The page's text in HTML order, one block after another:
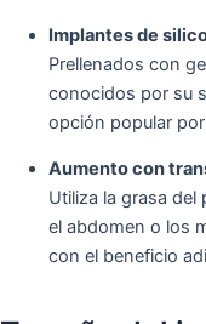
Implantes de
Prellenados con
conocidos por su
opción popular
Aumento con
Utiliza la grasa
el abdomen o los
con el beneficio